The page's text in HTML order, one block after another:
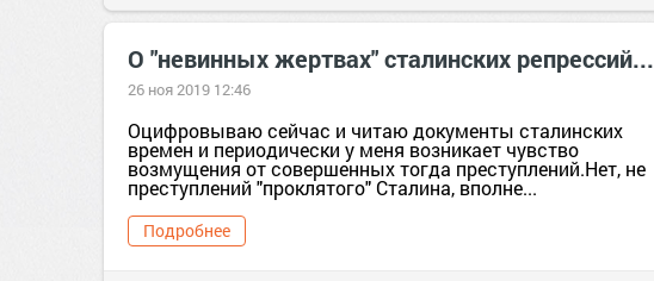
О "невинных жертвах" сталинских репрессий...
26 ноя 2019 12:46
Оцифровываю сейчас и читаю документы сталинских
времен и периодически у меня возникает чувство
возмущения от совершенных тогда преступлений.Нет, не
преступлений "проклятого" Сталина, вполне...
Подробнее